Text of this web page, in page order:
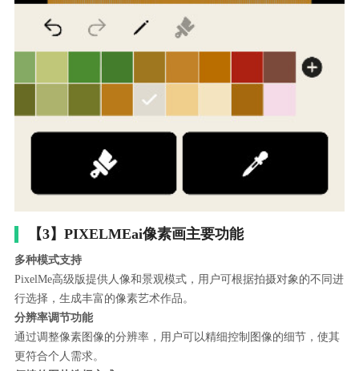
【3】PIXELMEai像素画主要功能
多种模式支持
PixelMe高级版提供人像和景观模式，用户可根据拍摄对象的不同进
行选择，生成丰富的像素艺术作品。
分辨率调节功能
通过调整像素图像的分辨率，用户可以精细控制图像的细节，使其
更符合个人需求。